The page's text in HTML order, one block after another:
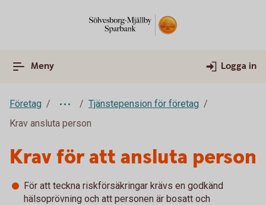
Meny Logga in
Företag
Tjänstepension för företag
Krav ansluta person
Krav för att ansluta person
För att teckna riskförsäkringar krävs en godkänd
hälsoprövning och att personen är bosatt och